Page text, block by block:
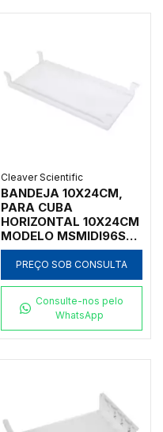
Cleaver Scientific
BANDEJA 10X24CM,
PARA CUBA
HORIZONTAL 10X24CM
MODELO MSMIDI96ST
MARCA CLEAVER
SCIENTIFIC - CÓDIGO
MS10-UV96ST
PREÇO SOB CONSULTA
Consulte-nos pelo
WhatsApp